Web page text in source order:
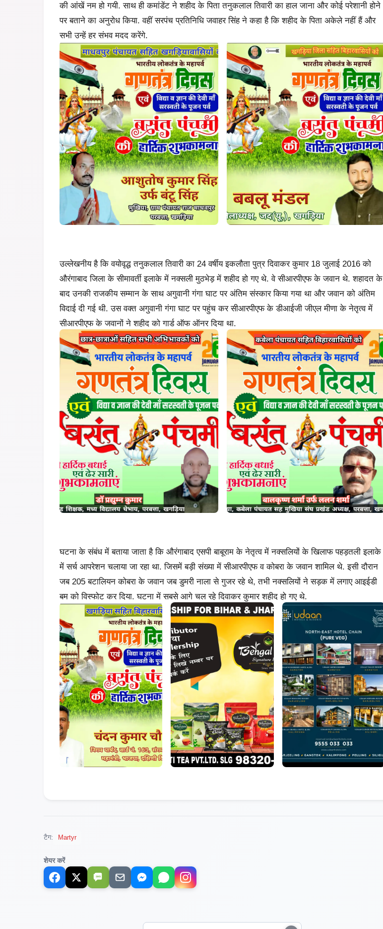
की आंखें नम हो गयी. साथ ही कमांडेंट ने शहीद के पिता तनुकलाल तिवारी का हाल जाना और कोई परेशानी होने
पर बताने का अनुरोध किया. वहीं सरपंच प्रतिनिधि जवाहर सिंह ने कहा है कि शहीद के पिता अकेले नहीं हैं और
सभी उन्हें हर संभव मदद करेंगे.
उल्लेखनीय है कि वयोवृद्ध तनुकलाल तिवारी का 24 वर्षीय इकलौता पुत्र दिवाकर कुमार 18 जुलाई 2016 को
औरंगाबाद जिला के सीमावर्ती इलाके में नक्सली मुठभेड़ में शहीद हो गए थे. वे सीआरपीएफ के जवान थे. शहादत के
बाद उनकी राजकीय सम्मान के साथ अगुवानी गंगा घाट पर अंतिम संस्कार किया गया था और जवान को अंतिम
विदाई दी गई थी. उस वक्त अगुवानी गंगा घाट पर पहुंच कर सीआरपीएफ के डीआईजी जीएल मीणा के नेतृत्व में
सीआरपीएफ के जवानों ने शहीद को गार्ड ऑफ ऑनर दिया था.
घटना के संबंध में बताया जाता है कि औरंगाबाद एसपी बाबूराम के नेतृत्व में नक्सलियों के खिलाफ पहड़तली इलाके
में सर्च आपरेशन चलाया जा रहा था. जिसमें बड़ी संख्या में सीआरपीएफ व कोबरा के जवान शामिल थे. इसी दौरान
जब 205 बटालियन कोबरा के जवान जब डुमरी नाला से गुजर रहे थे, तभी नक्सलियों ने सड़क में लगाए आइईडी
बम को विस्फोट कर दिया. घटना में सबसे आगे चल रहे दिवाकर कुमार शहीद हो गए थे.
टैग: Martyr
शेयर करें
SMS